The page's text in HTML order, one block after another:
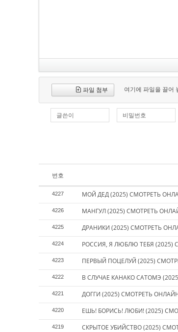
파일 첨부 여기에 파일을 끌어
글쓴이 비밀번호
번호
4227 МОЙ ДЕД (2025) СМОТРЕТЬ
4226 МАНГУЛ (2025) СМОТРЕТЬ
4225 ДРАНИКИ (2025) СМОТРЕТЬ
4224 РОССИЯ, Я ЛЮБЛЮ ТЕБЯ (2025)
4223 ПЕРВЫЙ ПОЦЕЛУЙ (2025)
4222 В СЛУЧАЕ КАНАКО САТОМЭ
4221 ДОГГИ (2025) СМОТРЕТЬ
4220 ЕШЬ! БОРИСЬ! ЛЮБИ! (2025)
4219 СКРЫТОЕ УБИЙСТВО (2025)